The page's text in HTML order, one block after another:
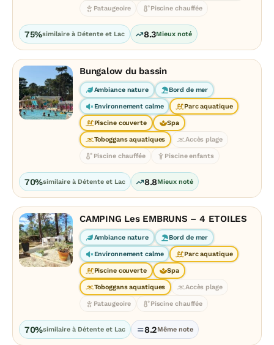
Pataugeoire Piscine chauffée
75%similaire à Détente et Lac 8.3Mieux noté
Bungalow du bassin
Ambiance nature Bord de mer
Environnement calme Parc aquatique
Piscine couverte Spa
Toboggans aquatiques Accès plage
Piscine chauffée Piscine enfants
70%similaire à Détente et Lac 8.8Mieux noté
CAMPING Les EMBRUNS – 4 ETOILES
Ambiance nature Bord de mer
Environnement calme Parc aquatique
Piscine couverte Spa
Toboggans aquatiques Accès plage
Pataugeoire Piscine chauffée
70%similaire à Détente et Lac 8.2Même note